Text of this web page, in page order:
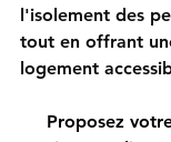
l'isolement des
tout en offrant
logement
Proposez